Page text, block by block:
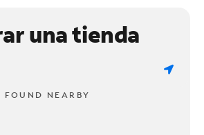
una tienda
NEARBY